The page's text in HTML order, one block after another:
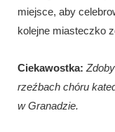
miejsce, aby
kolejne miasteczko
Ciekawostka:
rzeźbach chóru
w Granadzie.